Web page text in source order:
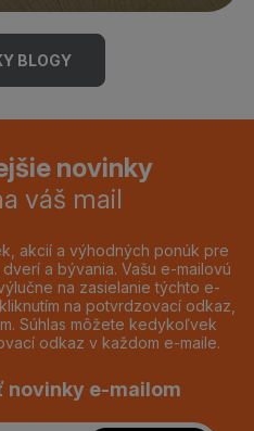
BLOGY
novinky
váš mail
akcií a výhodných ponúk pre
a bývania. Vašu e-mailovú
na zasielanie týchto e-
na potvrdzovací odkaz,
Súhlas môžete kedykoľvek
odkaz v každom e-maile.
novinky e-mailom